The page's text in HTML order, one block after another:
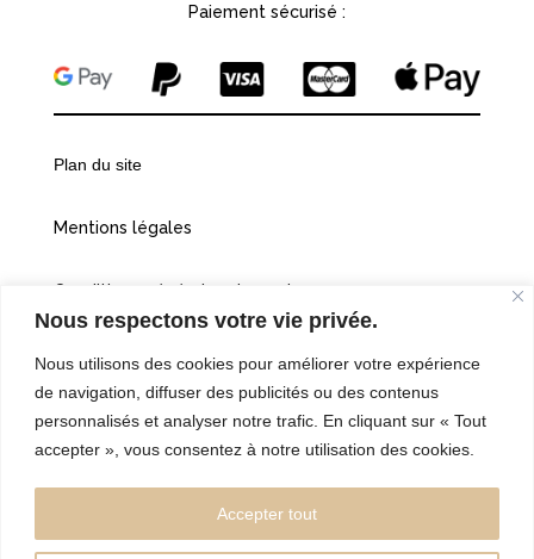
Nous respectons votre vie privée.
Nous utilisons des cookies pour améliorer votre expérience
de navigation, diffuser des publicités ou des contenus
personnalisés et analyser notre trafic. En cliquant sur « Tout
accepter », vous consentez à notre utilisation des cookies.
Accepter tout
Paiement sécurisé :
Plan du site
Mentions légales
Conditions générales de vente
Politiques de confidentialité
Cookies